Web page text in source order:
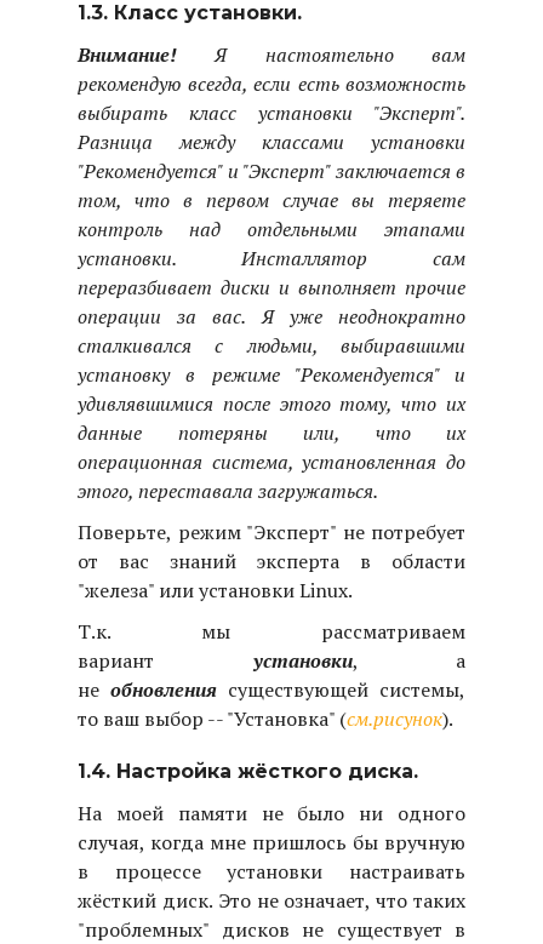
1.3. Класс установки.
Внимание! Я настоятельно вам
рекомендую всегда, если есть возможность
выбирать класс установки "Эксперт".
Разница между классами установки
"Рекомендуется" и "Эксперт" заключается в
том, что в первом случае вы теряете
контроль над отдельными этапами
установки. Инсталлятор сам
переразбивает диски и выполняет прочие
операции за вас. Я уже неоднократно
сталкивался с людьми, выбиравшими
установку в режиме "Рекомендуется" и
удивлявшимися после этого тому, что их
данные потеряны или, что их
операционная система, установленная до
этого, переставала загружаться.
Поверьте, режим "Эксперт" не потребует
от вас знаний эксперта в области
"железа" или установки Linux.
Т.к. мы рассматриваем
вариант установки, а
не обновления существующей системы,
то ваш выбор -- "Установка" (см.рисунок).
1.4. Настройка жёсткого диска.
На моей памяти не было ни одного
случая, когда мне пришлось бы вручную
в процессе установки настраивать
жёсткий диск. Это не означает, что таких
"проблемных" дисков не существует в